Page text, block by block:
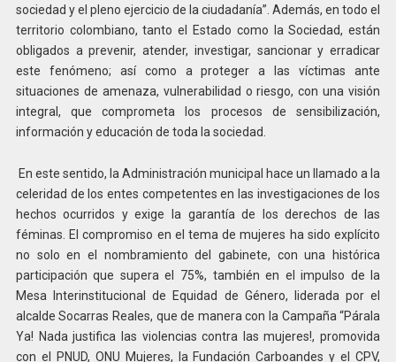
sociedad y el pleno ejercicio de la ciudadanía”. Además, en todo el
territorio colombiano, tanto el Estado como la Sociedad, están
obligados a prevenir, atender, investigar, sancionar y erradicar
este fenómeno; así como a proteger a las víctimas ante
situaciones de amenaza, vulnerabilidad o riesgo, con una visión
integral, que comprometa los procesos de sensibilización,
información y educación de toda la sociedad.
En este sentido, la Administración municipal hace un llamado a la
celeridad de los entes competentes en las investigaciones de los
hechos ocurridos y exige la garantía de los derechos de las
féminas. El compromiso en el tema de mujeres ha sido explícito
no solo en el nombramiento del gabinete, con una histórica
participación que supera el 75%, también en el impulso de la
Mesa Interinstitucional de Equidad de Género, liderada por el
alcalde Socarras Reales, que de manera con la Campaña “Párala
Ya! Nada justifica las violencias contra las mujeres!, promovida
con el PNUD, ONU Mujeres, la Fundación Carboandes y el CPV,